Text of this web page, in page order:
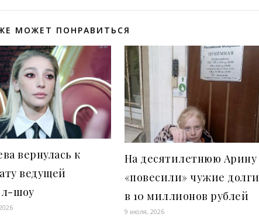
МОЖЕТ ПОНРАВИТЬСЯ
вернулась к
ведущей
шоу
На десятилетнюю Арину
«повесили» чужие долги
в 10 миллионов рублей
9 июля, 2026